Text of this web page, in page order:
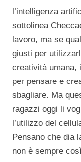
l’intelligenza
sottolinea
lavoro, ma se
giusti per
creatività umana,
per pensare e
sbagliare. Ma
ragazzi oggi li
l’utilizzo del
Pensano che dia
non è sempre